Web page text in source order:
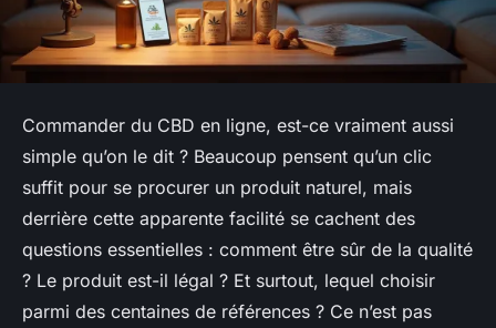
Commander du CBD en ligne, est-ce vraiment aussi
simple qu’on le dit ? Beaucoup pensent qu’un clic
suffit pour se procurer un produit naturel, mais
derrière cette apparente facilité se cachent des
questions essentielles : comment être sûr de la qualité
? Le produit est-il légal ? Et surtout, lequel choisir
parmi des centaines de références ? Ce n’est pas